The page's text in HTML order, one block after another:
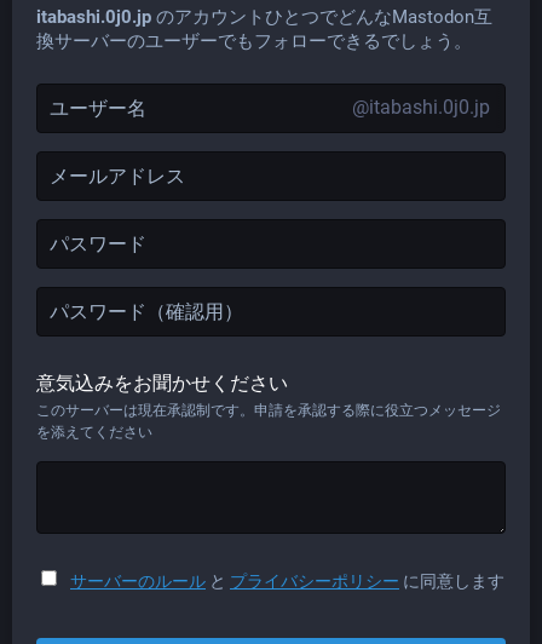
itabashi.0j0.jp のアカウントひとつでどんなMastodon互
換サーバーのユーザーでもフォローできるでしょう。
@itabashi.0j0.jp
意気込みをお聞かせください
このサーバーは現在承認制です。申請を承認する際に役立つメッセージ
を添えてください
サーバーのルール と プライバシーポリシー に同意します